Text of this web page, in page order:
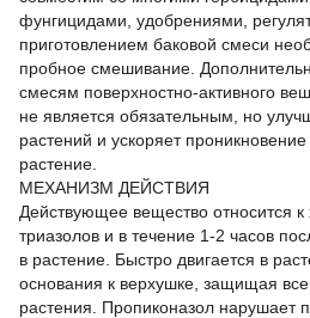
фунгицидами, удобрениями,
приготовлением баковой смеси
пробное смешивание.
смесям поверхностно-активного
не является обязательным, но
растений и ускоряет
растение.
МЕХАНИЗМ ДЕЙСТВИЯ
Действующее вещество относится к
триазолов и в течение 1-2 часов
в растение. Быстро двигается в
основания к верхушке, защищая
растения. Пропиконазол нарушает